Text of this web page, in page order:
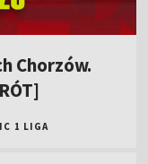
Chorzów.
1 LIGA